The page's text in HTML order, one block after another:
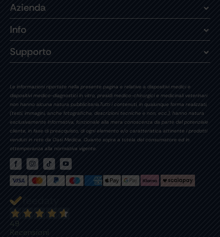
Azienda
Info
Supporto
Le informazioni riportate nella presente pagina e relative a dispositivi medici e
dispositivi medico-diagnostici in vitro, presidi medico-chirurgici e medicinali veterinari
non hanno alcuna natura pubblicitaria.Tutti i contenuti, in qualunque forma realizzati,
(testi, immagini, anche fotografiche, descrizioni tecniche e non, ecc.), hanno natura
esclusivamente informativa, funzionale alla mera conoscenza da parte del potenziale
cliente, in fase di preacquisto, di ogni elemento e/o caratteristica attinente i prodotti
venduti in rete da Oasi Medica. Quanto sopra a tutela del consumatore ed in
ottemperanza alla normativa vigente.
49
Recensioni